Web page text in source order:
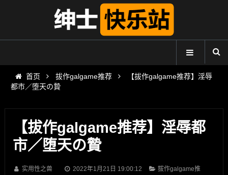
首页 拔作galgame推荐
【拔作galgame推荐】淫辱
都市／堕天の贄
【拔作galgame推荐】淫辱都
市／堕天の贄
实用性之兽 2022年1月21日 19:00:12
拔作galgame推